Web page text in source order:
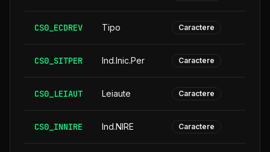
CS0_ECDREV Tipo Caractere
CS0_SITPER Ind.Inic.Per Caractere
CS0_LEIAUT Leiaute Caractere
CS0_INNIRE Ind.NIRE Caractere